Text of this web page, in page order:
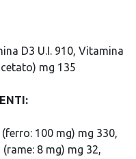
D3 U.I. 910, Vitamina
mg 135
100 mg) mg 330,
8 mg) mg 32,